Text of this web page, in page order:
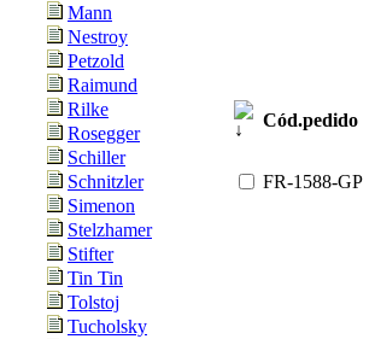
Mann
Nestroy
Petzold
Raimund
Rilke
Rosegger
Schiller
Schnitzler
Simenon
Stelzhamer
Stifter
Tin Tin
Tolstoj
Tucholsky
Cód.pedido
FR-1588-GP